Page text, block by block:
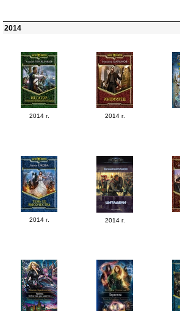
2014
2014 г. 2014 г.
2014 г. 2014 г.